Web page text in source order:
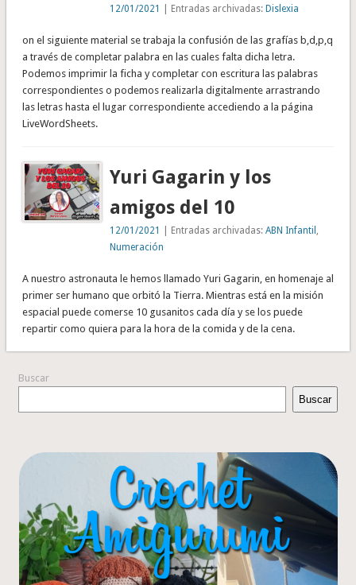
12/01/2021 | Entradas archivadas:Dislexia
on el siguiente material se trabaja la confusión de las grafías b,d,p,q
a través de completar palabra en las cuales falta dicha letra.
Podemos imprimir la ficha y completar con escritura las palabras
correspondientes o podemos realizarla digitalmente arrastrando
las letras hasta el lugar correspondiente accediendo a la página
LiveWordSheets.
Yuri Gagarin y los
amigos del 10
12/01/2021 | Entradas archivadas:ABN Infantil
Numeración
A nuestro astronauta le hemos llamado Yuri Gagarin, en homenaje al
primer ser humano que orbitó la Tierra. Mientras está en la misión
espacial puede comerse 10 gusanitos cada día y se los puede
repartir como quiera para la hora de la comida y de la cena.
Buscar
Buscar